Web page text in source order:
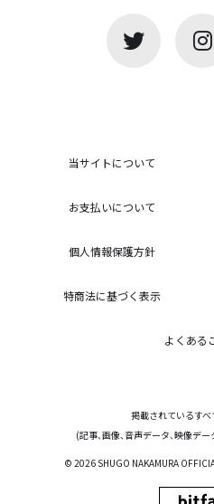
当サイトについて
お支払いについて
個人情報保護方針
特商法に基づく表示
よくある
掲載されているす
(記事、画像、音声データ、映像デ
© 2026 SHUGO NAKAMURA